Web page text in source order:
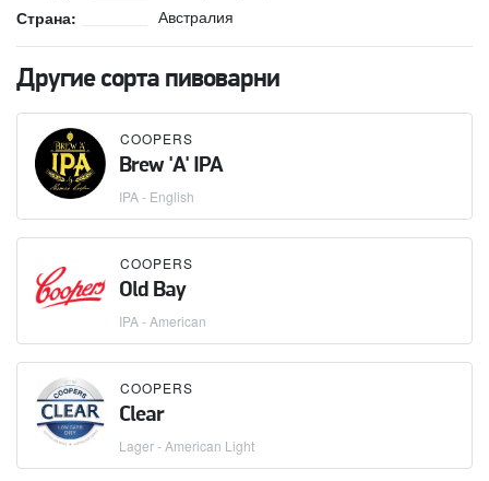
Страна: Австралия
Другие сорта пивоварни
COOPERS
Brew 'A' IPA
IPA - English
COOPERS
Old Bay
IPA - American
COOPERS
Clear
Lager - American Light